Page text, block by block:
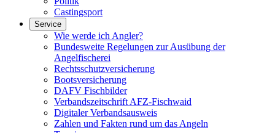
Castingsport
Service
Wie werde ich Angler?
Bundesweite Regelungen zur Ausübung der
Angelfischerei
Rechtsschutzversicherung
Bootsversicherung
DAFV Fischbilder
Verbandszeitschrift AFZ-Fischwaid
Digitaler Verbandsausweis
Zahlen und Fakten rund um das Angeln